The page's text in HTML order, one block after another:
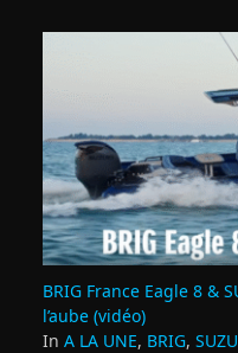
BRIG France Eagle 8 &
l’aube (vidéo)
In A LA UNE, BRIG,